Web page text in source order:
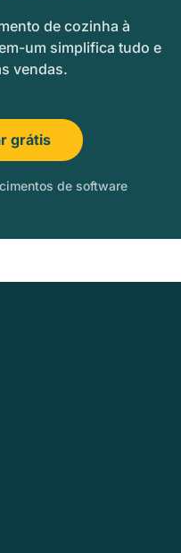
de cozinha à
um simplifica tudo e
vendas.
grátis
de software